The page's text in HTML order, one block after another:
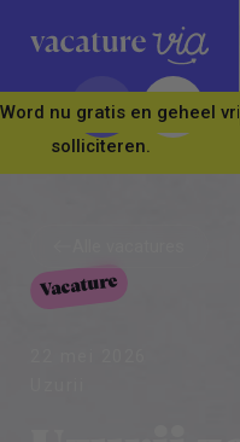
Word nu gratis en geheel
Let op! Deze
solliciteren.
Alle vacatures
Vacature